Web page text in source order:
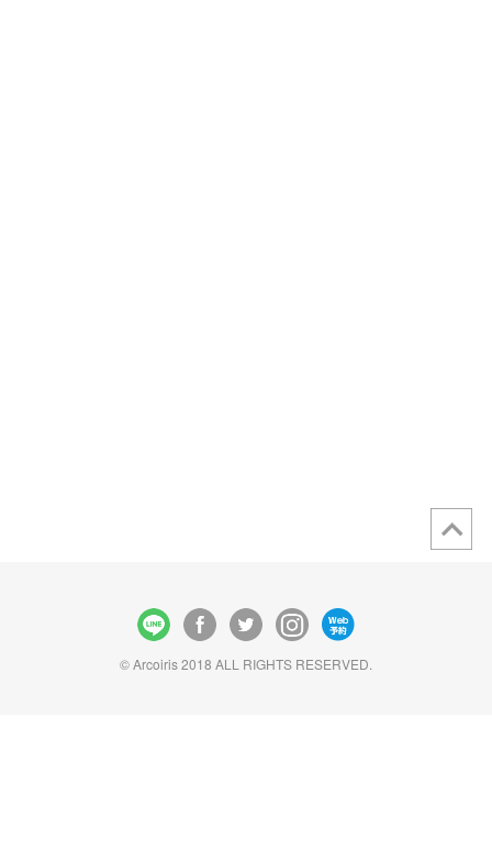
© Arcoiris 2018 ALL RIGHTS RESERVED.